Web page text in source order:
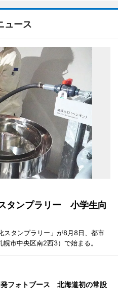
ュース
タンプラリー 小学生向
スタンプラリー」が8月8日、都市
市中央区南2西3）で始まる。
フォトブース 北海道初の常設